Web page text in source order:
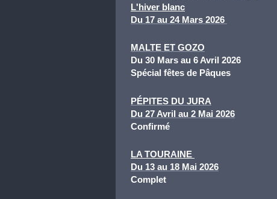
L'hiver blanc
Du 17 au 24 Mars 2026
MALTE ET GOZO
Du 30 Mars au 6 Avril 2026
Spécial fêtes de Pâques
PÉPITES DU JURA
Du 27 Avril au 2 Mai 2026
Confirmé
LA TOURAINE
Du 13 au 18 Mai 2026
Complet